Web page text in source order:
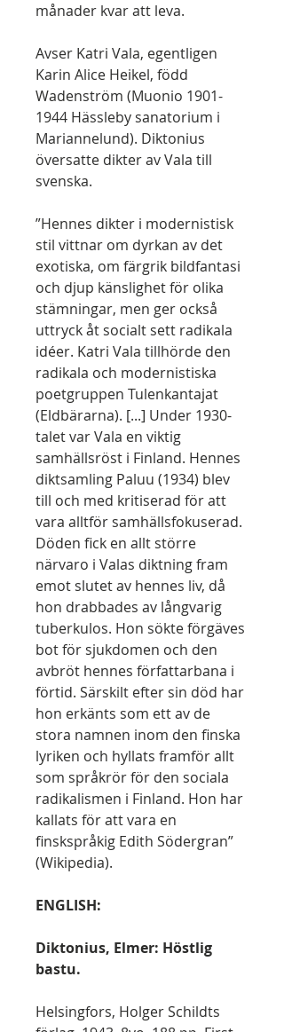
månader kvar att leva.
Avser Katri Vala, egentligen
Karin Alice Heikel, född
Wadenström (Muonio 1901-
1944 Hässleby sanatorium i
Mariannelund). Diktonius
översatte dikter av Vala till
svenska.
”Hennes dikter i modernistisk
stil vittnar om dyrkan av det
exotiska, om färgrik bildfantasi
och djup känslighet för olika
stämningar, men ger också
uttryck åt socialt sett radikala
idéer. Katri Vala tillhörde den
radikala och modernistiska
poetgruppen Tulenkantajat
(Eldbärarna). [...] Under 1930-
talet var Vala en viktig
samhällsröst i Finland. Hennes
diktsamling Paluu (1934) blev
till och med kritiserad för att
vara alltför samhällsfokuserad.
Döden fick en allt större
närvaro i Valas diktning fram
emot slutet av hennes liv, då
hon drabbades av långvarig
tuberkulos. Hon sökte förgäves
bot för sjukdomen och den
avbröt hennes författarbana i
förtid. Särskilt efter sin död har
hon erkänts som ett av de
stora namnen inom den finska
lyriken och hyllats framför allt
som språkrör för den sociala
radikalismen i Finland. Hon har
kallats för att vara en
finskspråkig Edith Södergran”
(Wikipedia).
ENGLISH:
Diktonius, Elmer: Höstlig
bastu.
Helsingfors, Holger Schildts